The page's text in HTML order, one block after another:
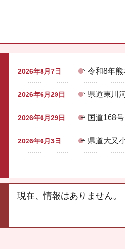
2026年8月7日 令和8年熊
2026年6月29日 県道東川
2026年6月29日 国道168
2026年6月3日 県道大又
現在、情報はありません。